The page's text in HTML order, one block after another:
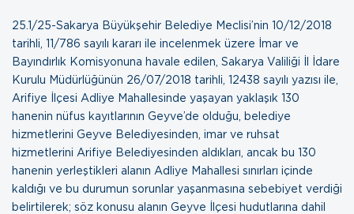
25.1/25-Sakarya Büyükşehir Belediye Meclisi’nin 10/12/2018
tarihli, 11/786 sayılı kararı ile incelenmek üzere İmar ve
Bayındırlık Komisyonuna havale edilen, Sakarya Valiliği İl İdare
Kurulu Müdürlüğünün 26/07/2018 tarihli, 12438 sayılı yazısı ile,
Arifiye İlçesi Adliye Mahallesinde yaşayan yaklaşık 130
hanenin nüfus kayıtlarının Geyve’de olduğu, belediye
hizmetlerini Geyve Belediyesinden, imar ve ruhsat
hizmetlerini Arifiye Belediyesinden aldıkları, ancak bu 130
hanenin yerleştikleri alanın Adliye Mahallesi sınırları içinde
kaldığı ve bu durumun sorunlar yaşanmasına sebebiyet verdiği
belirtilerek; söz konusu alanın Geyve İlçesi hudutlarına dahil